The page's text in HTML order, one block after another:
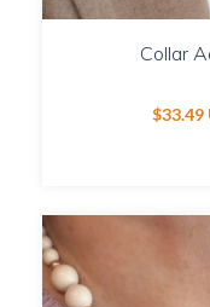
Collar
$33.49